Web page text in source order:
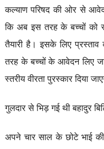
कल्याण परिषद की ओर से
कि अब इस तरह के बच्चों को
तैयारी है। इसके लिए
तरह के बच्चों के आवेदन लिए
स्तरीय वीरता पुरस्कार दिया
गुलदार से भिड़ गई थी बहादुर
अपने चार साल के छोटे भाई